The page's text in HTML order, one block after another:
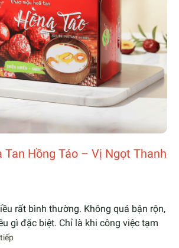
Tan Hồng Táo – Vị Ngọt Thanh
rất bình thường. Không quá bận rộn,
gì đặc biệt. Chỉ là khi công việc tạm